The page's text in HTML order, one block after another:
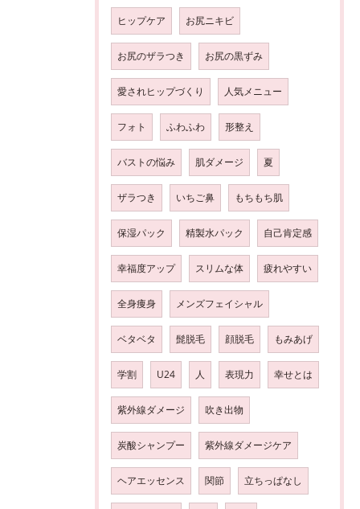
ヒップケア お尻ニキビ
お尻のザラつき お尻の黒ずみ
愛されヒップづくり 人気メニュー
フォト ふわふわ 形整え
バストの悩み 肌ダメージ 夏
ザラつき いちご鼻 もちもち肌
保湿パック 精製水パック 自己肯定感
幸福度アップ スリムな体 疲れやすい
全身痩身 メンズフェイシャル
ベタベタ 髭脱毛 顔脱毛 もみあげ
学割 U24 人 表現力 幸せとは
紫外線ダメージ 吹き出物
炭酸シャンプー 紫外線ダメージケア
ヘアエッセンス 関節 立ちっぱなし